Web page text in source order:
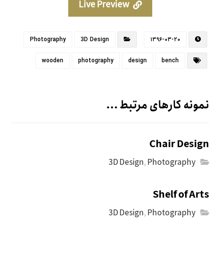
Live Preview
۱۳۹۶-۰۳-۲۰ 3D Design
Photography
bench
design
photography
wooden
نمونه کارهای مرتبط ...
Chair Design
3D Design,Photography
Shelf of Arts
3D Design,Photography